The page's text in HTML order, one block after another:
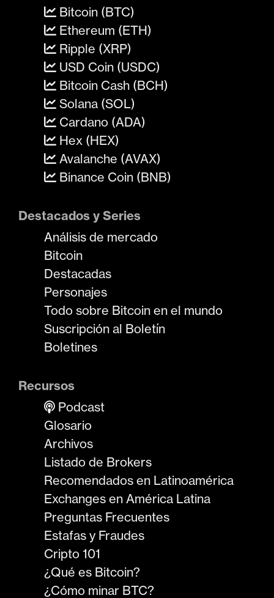
Bitcoin (BTC)
Ethereum (ETH)
Ripple (XRP)
USD Coin (USDC)
Bitcoin Cash (BCH)
Solana (SOL)
Cardano (ADA)
Hex (HEX)
Avalanche (AVAX)
Binance Coin (BNB)
Destacados y Series
Análisis de mercado
Bitcoin
Destacadas
Personajes
Todo sobre Bitcoin en el mundo
Suscripción al Boletín
Boletines
Recursos
Podcast
Glosario
Archivos
Listado de Brokers
Recomendados en Latinoamérica
Exchanges en América Latina
Preguntas Frecuentes
Estafas y Fraudes
Cripto 101
¿Qué es Bitcoin?
¿Cómo minar BTC?